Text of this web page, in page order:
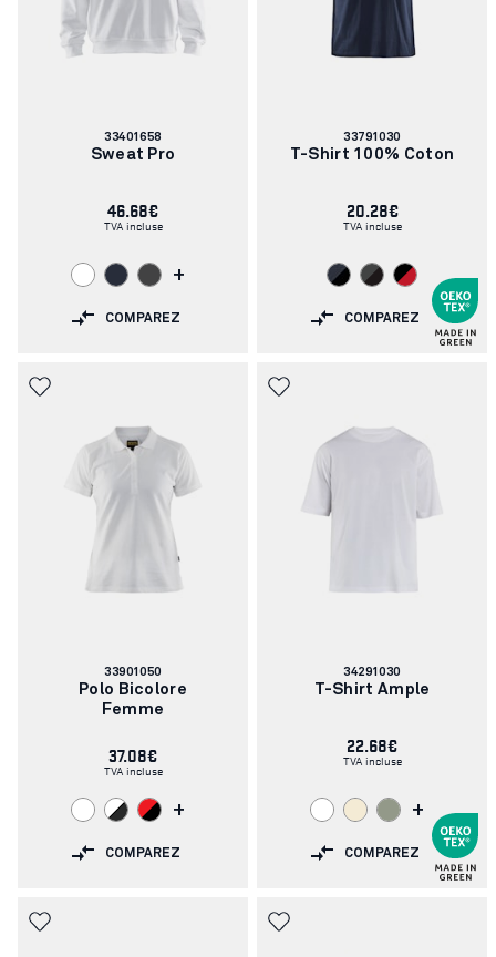
Numéro
d'article:
33401658
Sweat Pro
46.68€
TVA incluse
+
COMPAREZ
Numéro
d'article:
33791030
T-Shirt 100% Coton
20.28€
TVA incluse
COMPAREZ
Numéro
d'article:
33901050
Polo Bicolore
Femme
37.08€
TVA incluse
+
COMPAREZ
Numéro
d'article:
34291030
T-Shirt Ample
22.68€
TVA incluse
+
COMPAREZ